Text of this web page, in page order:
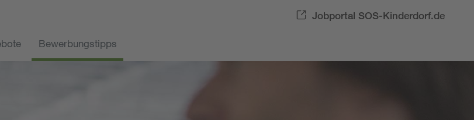
Jobportal SOS-Kinderdorf.de
Bewerbungstipps